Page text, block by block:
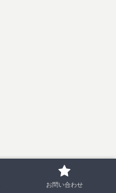
お問い合わせ